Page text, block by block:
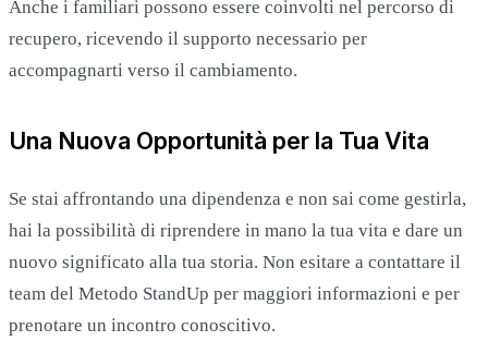
Anche i familiari possono essere coinvolti nel percorso di
recupero, ricevendo il supporto necessario per
accompagnarti verso il cambiamento.
Una Nuova Opportunità per la Tua Vita
Se stai affrontando una dipendenza e non sai come gestirla,
hai la possibilità di riprendere in mano la tua vita e dare un
nuovo significato alla tua storia. Non esitare a contattare il
team del Metodo StandUp per maggiori informazioni e per
prenotare un incontro conoscitivo.